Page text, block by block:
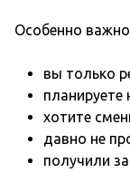
Особенно
вы только
планируете
хотите
давно не
получили